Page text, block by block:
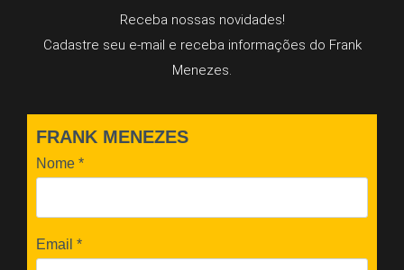
Receba nossas novidades!
Cadastre seu e-mail e receba informações do Frank
Menezes.
FRANK MENEZES
Nome *
Email *